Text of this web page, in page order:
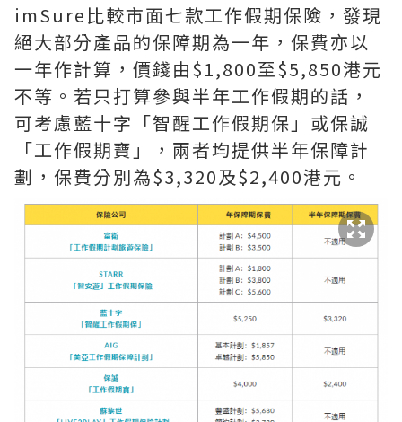
imSure比較市面七款工作假期保險，發現
絕大部分產品的保障期為一年，保費亦以
一年作計算，價錢由$1,800至$5,850港元
不等。若只打算參與半年工作假期的話，
可考慮藍十字「智醒工作假期保」或保誠
「工作假期寶」，兩者均提供半年保障計
劃，保費分別為$3,320及$2,400港元。